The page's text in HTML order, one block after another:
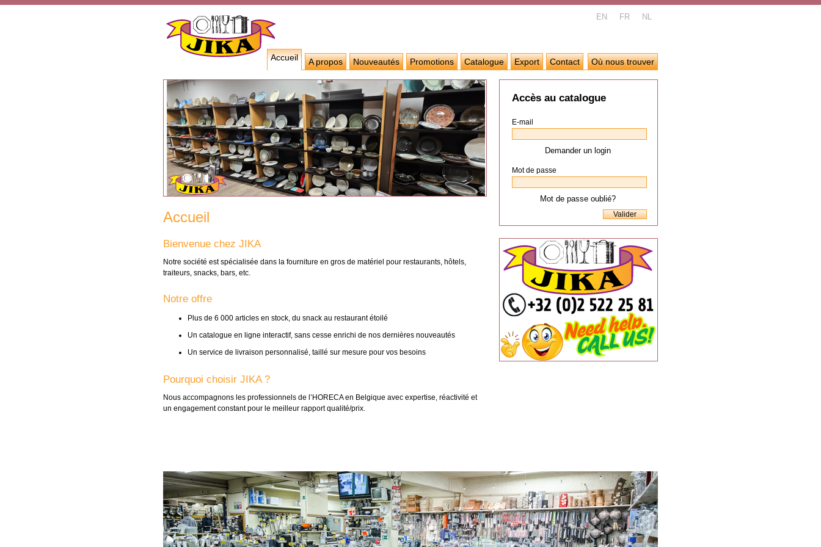
EN FR NL
Accueil A propos Nouveautés Promotions Catalogue Export Contact Où nous trouver
Accueil
Bienvenue chez JIKA
Notre société est spécialisée dans la fourniture en gros de matériel pour restaurants, hôtels,
traiteurs, snacks, bars, etc.
Notre offre
Plus de 6 000 articles en stock, du snack au restaurant étoilé
Un catalogue en ligne interactif, sans cesse enrichi de nos dernières nouveautés
Un service de livraison personnalisé, taillé sur mesure pour vos besoins
Pourquoi choisir JIKA ?
Nous accompagnons les professionnels de l’HORECA en Belgique avec expertise, réactivité et
un engagement constant pour le meilleur rapport qualité/prix.
Accès au catalogue
E-mail
Demander un login
Mot de passe
Mot de passe oublié?
Valider